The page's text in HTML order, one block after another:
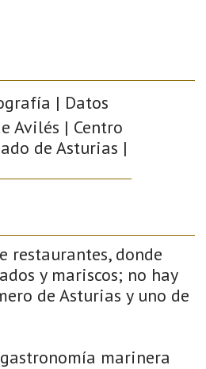
| Datos
Avilés | Centro
de Asturias |
restaurantes, donde
y mariscos; no hay
de Asturias y uno de
marinera